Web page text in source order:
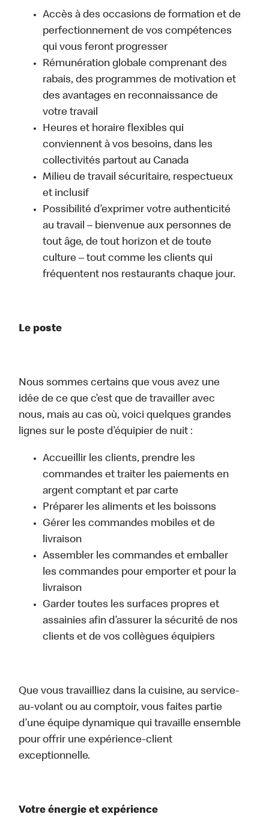
Accès à des occasions de formation et de
perfectionnement de vos compétences
qui vous feront progresser
Rémunération globale comprenant des
rabais, des programmes de motivation et
des avantages en reconnaissance de
votre travail
Heures et horaire flexibles qui
conviennent à vos besoins, dans les
collectivités partout au Canada
Milieu de travail sécuritaire, respectueux
et inclusif
Possibilité d’exprimer votre authenticité
au travail – bienvenue aux personnes de
tout âge, de tout horizon et de toute
culture – tout comme les clients qui
fréquentent nos restaurants chaque jour.
Le poste
Nous sommes certains que vous avez une
idée de ce que c’est que de travailler avec
nous, mais au cas où, voici quelques grandes
lignes sur le poste d’équipier de nuit :
Accueillir les clients, prendre les
commandes et traiter les paiements en
argent comptant et par carte
Préparer les aliments et les boissons
Gérer les commandes mobiles et de
livraison
Assembler les commandes et emballer
les commandes pour emporter et pour la
livraison
Garder toutes les surfaces propres et
assainies afin d’assurer la sécurité de nos
clients et de vos collègues équipiers
Que vous travailliez dans la cuisine, au service-
au-volant ou au comptoir, vous faites partie
d’une équipe dynamique qui travaille ensemble
pour offrir une expérience-client
exceptionnelle.
Votre énergie et expérience